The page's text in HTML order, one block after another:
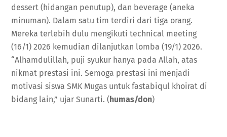
dessert (hidangan penutup), dan beverage (aneka
minuman). Dalam satu tim terdiri dari tiga orang.
Mereka terlebih dulu mengikuti technical meeting
(16/1) 2026 kemudian dilanjutkan lomba (19/1) 2026.
“Alhamdulillah, puji syukur hanya pada Allah, atas
nikmat prestasi ini. Semoga prestasi ini menjadi
motivasi siswa SMK Mugas untuk fastabiqul khoirat di
bidang lain,” ujar Sunarti. ( humas/don)